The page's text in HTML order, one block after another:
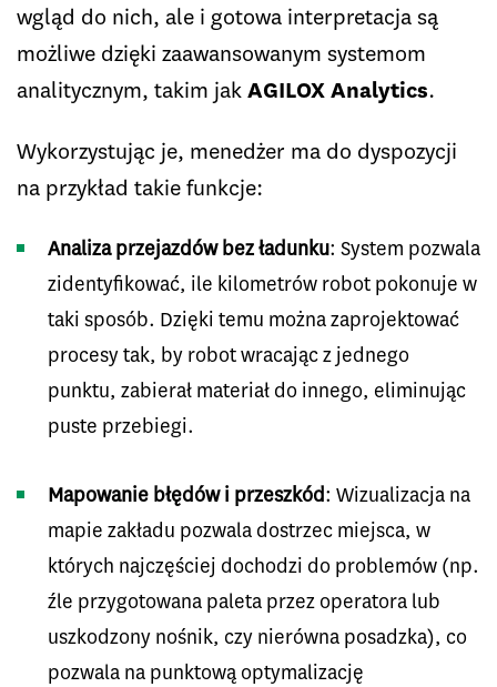
wgląd do nich, ale i gotowa interpretacja są
możliwe dzięki zaawansowanym systemom
analitycznym, takim jakAGILOX Analytics.
Wykorzystując je, menedżer ma do dyspozycji
na przykład takie funkcje:
Analiza przejazdów bez ładunku: System pozwala
zidentyfikować, ile kilometrów robot pokonuje w
taki sposób. Dzięki temu można zaprojektować
procesy tak, by robot wracając z jednego
punktu, zabierał materiał do innego, eliminując
puste przebiegi.
Mapowanie błędów i przeszkód: Wizualizacja na
mapie zakładu pozwala dostrzec miejsca, w
których najczęściej dochodzi do problemów (np.
źle przygotowana paleta przez operatora lub
uszkodzony nośnik, czy nierówna posadzka), co
pozwala na punktową optymalizację